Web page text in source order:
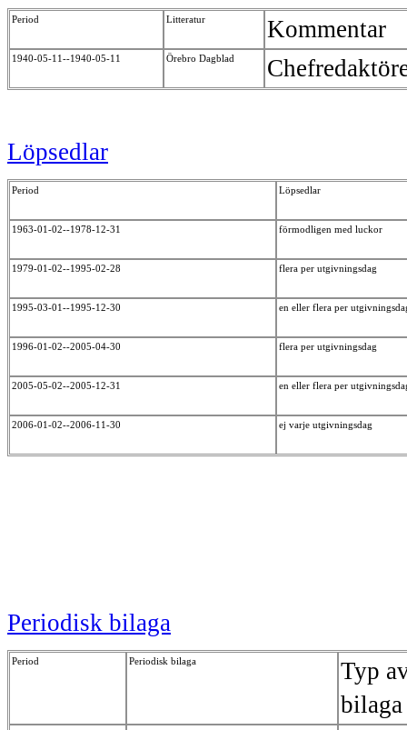
Period Litteratur Kommentar
1940-05-11--1940-05-11 Örebro Dagblad
Löpsedlar
Period Löpsedlar
1963-01-02--1978-12-31 förmodligen med luckor
1979-01-02--1995-02-28 flera per utgivningsdag
1995-03-01--1995-12-30 en eller flera per
1996-01-02--2005-04-30 flera per utgivningsdag
2005-05-02--2005-12-31 en eller flera per
2006-01-02--2006-11-30 ej varje utgivningsdag
Periodisk bilaga
Period Periodisk bilaga
Typ
bilaga